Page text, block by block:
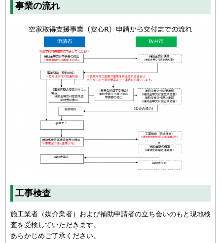
事業の流れ
工事検査
施工業者（媒介業者）および補助申請者の立ち会いのもと現地検
査を受検していただきます。
あらかじめご了承ください。